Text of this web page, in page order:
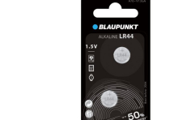
KREA
INOX XXL
37,90 €